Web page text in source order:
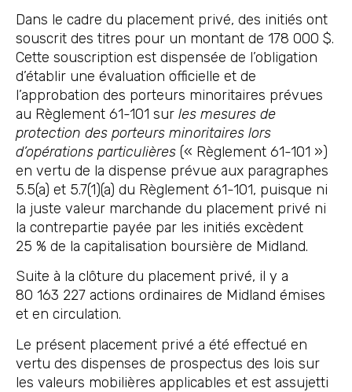
Dans le cadre du placement privé, des initiés ont
souscrit des titres pour un montant de 178 000 $.
Cette souscription est dispensée de l’obligation
d’établir une évaluation officielle et de
l’approbation des porteurs minoritaires prévues
au Règlement 61-101 sur les mesures de
protection des porteurs minoritaires lors
d’opérations particulières (« Règlement 61-101 »)
en vertu de la dispense prévue aux paragraphes
5.5(a) et 5.7(1)(a) du Règlement 61-101, puisque ni
la juste valeur marchande du placement privé ni
la contrepartie payée par les initiés excèdent
25 % de la capitalisation boursière de Midland.
Suite à la clôture du placement privé, il y a
80 163 227 actions ordinaires de Midland émises
et en circulation.
Le présent placement privé a été effectué en
vertu des dispenses de prospectus des lois sur
les valeurs mobilières applicables et est assujetti